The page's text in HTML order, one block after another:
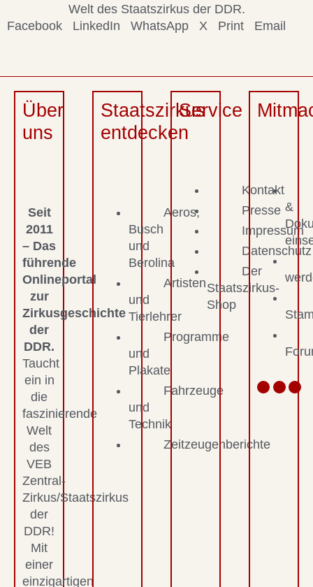
Welt des Staatszirkus der DDR.
Facebook
LinkedIn WhatsApp X Print Email
Über
uns
Seit
2011
– Das
führende
Onlineportal
zur
Zirkusgeschichte
der
DDR.
Taucht
ein in
die
faszinierende
Welt
des
VEB
Zentral-
Zirkus/Staatszirkus
der
DDR!
Mit
einer
einzigartigen
Staatszirkus
entdecken
Aeros,
Busch
und
Berolina
Artisten
und
Tierlehrer
Programme
und
Plakate
Fahrzeuge
und
Technik
Zeitzeugenberichte
Service
Kontakt
Presse
Impressum
Datenschutz
Der
Staatszirkus-
Shop
&